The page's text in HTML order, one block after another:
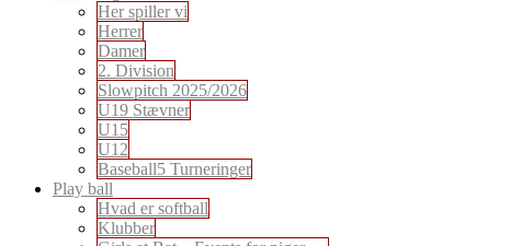
Her spiller vi
Herrer
Damer
2. Division
Slowpitch 2025/2026
U19 Stævner
U15
U12
Baseball5 Turneringer
Play ball
Hvad er softball
Klubber